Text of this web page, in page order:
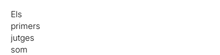
Els
primers
jutges
som